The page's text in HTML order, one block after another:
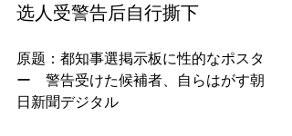
选人受警告后自行撕下
原题：都知事選掲示板に性的なポスタ
ー　警告受けた候補者、自らはがす朝
日新聞デジタル